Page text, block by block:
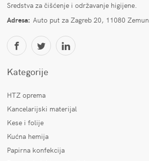
Sredstva za čišćenje i održavanje higijene.
Adresa: Auto put za Zagreb 20, 11080 Zemun
Kategorije
HTZ oprema
Kancelarijski materijal
Kese i folije
Kućna hemija
Papirna konfekcija